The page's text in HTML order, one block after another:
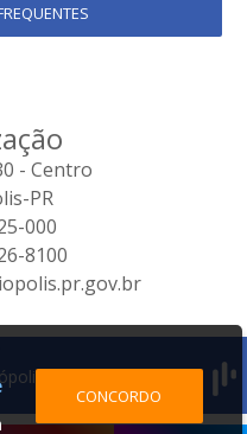
- Centro
PR
000
8100
| Desenvolvido por:
CONCORDO